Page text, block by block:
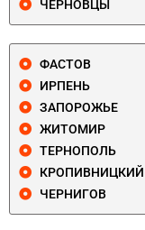
ЧЕРНОВЦЫ
ФАСТОВ
ИРПЕНЬ
ЗАПОРОЖЬЕ
ЖИТОМИР
ТЕРНОПОЛЬ
КРОПИВНИЦКИЙ
ЧЕРНИГОВ